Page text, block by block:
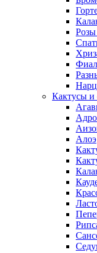
Кактусы и
Алоэ